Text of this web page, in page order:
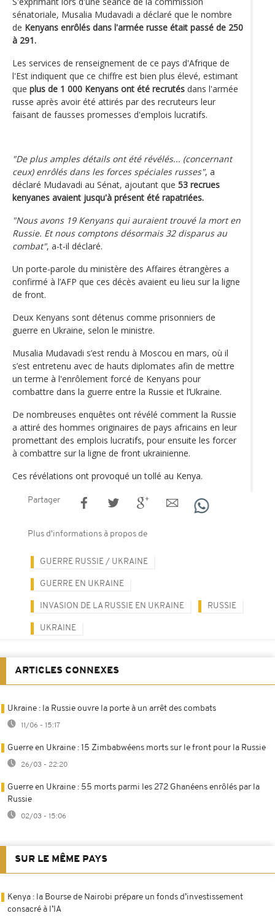
sénatoriale, Musalia Mudavadi a déclaré que le nombre
de Kenyans enrôlés dans l'armée russe était passé de 250
à 291.
Les services de renseignement de ce pays d'Afrique de
l'Est indiquent que ce chiffre est bien plus élevé, estimant
que plus de 1 000 Kenyans ont été recrutés dans l'armée
russe après avoir été attirés par des recruteurs leur
faisant de fausses promesses d'emplois lucratifs.
"De plus amples détails ont été révélés... (concernant
ceux) enrôlés dans les forces spéciales russes", a
déclaré Mudavadi au Sénat, ajoutant que 53 recrues
kenyanes avaient jusqu'à présent été rapatriées.
"Nous avons 19 Kenyans qui auraient trouvé la mort en
Russie. Et nous comptons désormais 32 disparus au
combat", a-t-il déclaré.
Un porte-parole du ministère des Affaires étrangères a
confirmé à l’AFP que ces décès avaient eu lieu sur la ligne
de front.
Deux Kenyans sont détenus comme prisonniers de
guerre en Ukraine, selon le ministre.
Musalia Mudavadi s’est rendu à Moscou en mars, où il
s’est entretenu avec de hauts diplomates afin de mettre
un terme à l'enrôlement forcé de Kenyans pour
combattre dans la guerre entre la Russie et l’Ukraine.
De nombreuses enquêtes ont révélé comment la Russie
a attiré des hommes originaires de pays africains en leur
promettant des emplois lucratifs, pour ensuite les forcer
à combattre sur la ligne de front ukrainienne.
Ces révélations ont provoqué un tollé au Kenya.
Partager
Plus d'informations à propos de
GUERRE RUSSIE / UKRAINE
GUERRE EN UKRAINE
INVASION DE LA RUSSIE EN UKRAINE RUSSIE
UKRAINE
ARTICLES CONNEXES
Ukraine : la Russie ouvre la porte à un arrêt des combats
11/06 - 15:17
Guerre en Ukraine : 15 Zimbabwéens morts sur le front pour la Russie
26/03 - 22:20
Guerre en Ukraine : 55 morts parmi les 272 Ghanéens enrôlés par la
Russie
02/03 - 15:06
SUR LE MÊME PAYS
Kenya : la Bourse de Nairobi prépare un fonds d’investissement
consacré à l’IA